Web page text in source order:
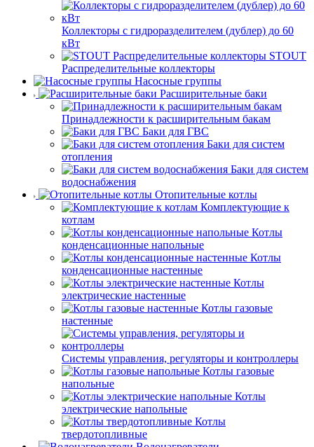
Коллекторы с гидроразделителем (дублер) до 60
кВт
STOUT
Распределительные коллекторы
Насосные группы
Расширительные баки
Принадлежности к расширительным бакам
Баки для ГВС
Баки для систем
отопления
Баки для систем
водоснабжения
Отопительные котлы
Комплектующие к
котлам
Котлы
конденсационные напольные
Котлы
конденсационные настенные
Котлы
электрические настенные
Котлы газовые
настенные
Системы управления, регуляторы и контроллеры
Котлы газовые
напольные
Котлы
электрические напольные
Котлы
твердотопливные